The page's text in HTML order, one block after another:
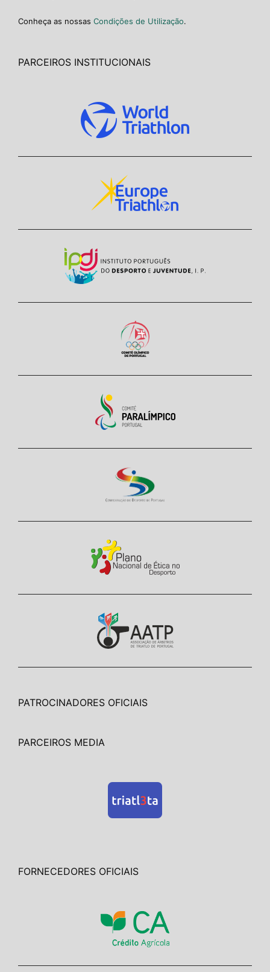
Conheça as nossas Condições de Utilização.
PARCEIROS INSTITUCIONAIS
PATROCINADORES OFICIAIS
PARCEIROS MEDIA
FORNECEDORES OFICIAIS